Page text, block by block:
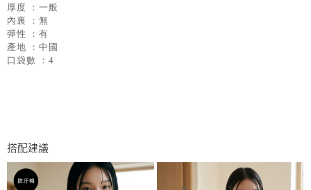
厚度 ：一般
內裏 ：無
彈性 ：有
產地 ：中國
口袋數 ：4
搭配建議